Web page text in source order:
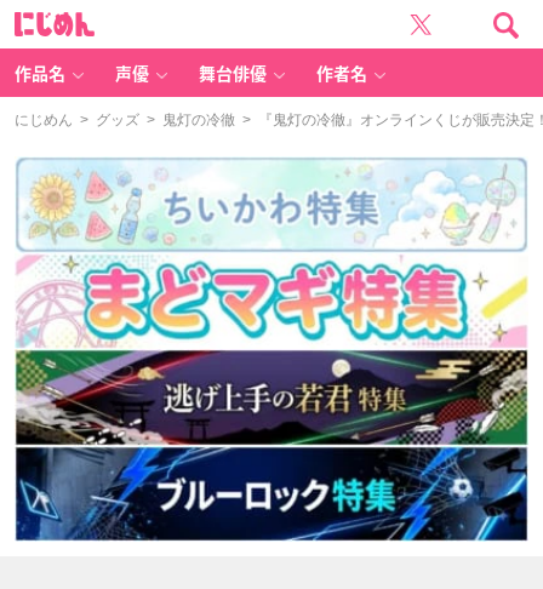
作品名 声優 舞台俳優 作者名
にじめん > グッズ > 鬼灯の冷徹 > 『鬼灯の冷徹』オンラインくじが販売決定